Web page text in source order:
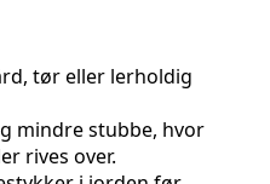
tør eller lerholdig
mindre stubbe, hvor
rives over.